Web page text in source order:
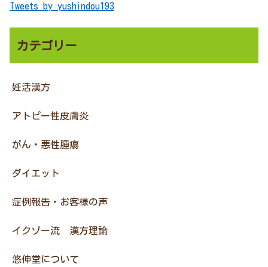
Tweets by yushindou193
カテゴリー
妊活漢方
アトピー性皮膚炎
がん・悪性腫瘍
ダイエット
症例報告・お客様の声
イクゾー流 漢方理論
悠伸堂について